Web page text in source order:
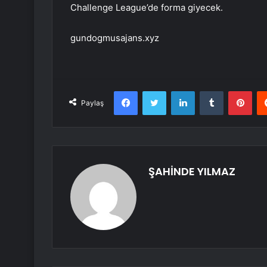
Challenge League’de forma giyecek.
gundogmusajans.xyz
Paylaş
FacebookTwitter LinkedInTumblr
ŞAHİNDE YILMAZ